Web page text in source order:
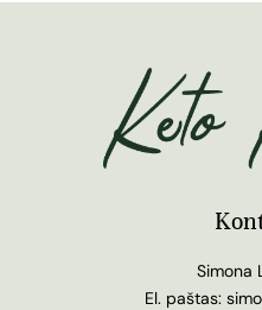
Simona
El. paštas: